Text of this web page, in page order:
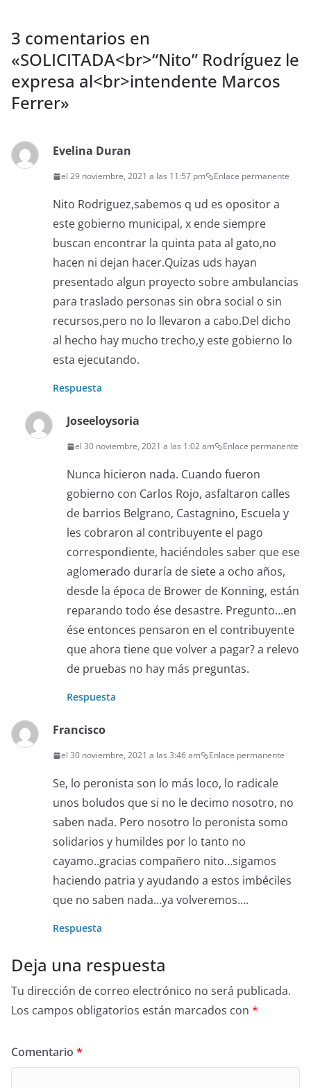
3 comentarios en
«SOLICITADA<br>“Nito” Rodríguez le
expresa al<br>intendente Marcos
Ferrer»
Evelina Duran
el 29 noviembre, 2021 a las 11:57 pm Enlace permanente
Nito Rodriguez,sabemos q ud es opositor a
este gobierno municipal, x ende siempre
buscan encontrar la quinta pata al gato,no
hacen ni dejan hacer.Quizas uds hayan
presentado algun proyecto sobre ambulancias
para traslado personas sin obra social o sin
recursos,pero no lo llevaron a cabo.Del dicho
al hecho hay mucho trecho,y este gobierno lo
esta ejecutando.
Respuesta
Joseeloysoria
el 30 noviembre, 2021 a las 1:02 am Enlace permanente
Nunca hicieron nada. Cuando fueron
gobierno con Carlos Rojo, asfaltaron calles
de barrios Belgrano, Castagnino, Escuela y
les cobraron al contribuyente el pago
correspondiente, haciéndoles saber que ese
aglomerado duraría de siete a ocho años,
desde la época de Brower de Konning, están
reparando todo ése desastre. Pregunto…en
ése entonces pensaron en el contribuyente
que ahora tiene que volver a pagar? a relevo
de pruebas no hay más preguntas.
Respuesta
Francisco
el 30 noviembre, 2021 a las 3:46 am Enlace permanente
Se, lo peronista son lo más loco, lo radicale
unos boludos que si no le decimo nosotro, no
saben nada. Pero nosotro lo peronista somo
solidarios y humildes por lo tanto no
cayamo..gracias compañero nito…sigamos
haciendo patria y ayudando a estos imbéciles
que no saben nada…ya volveremos….
Respuesta
Deja una respuesta
Tu dirección de correo electrónico no será publicada.
Los campos obligatorios están marcados con *
Comentario *